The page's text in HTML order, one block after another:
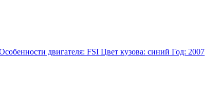
двигателя: FSI Цвет кузова: синий Год: 2007